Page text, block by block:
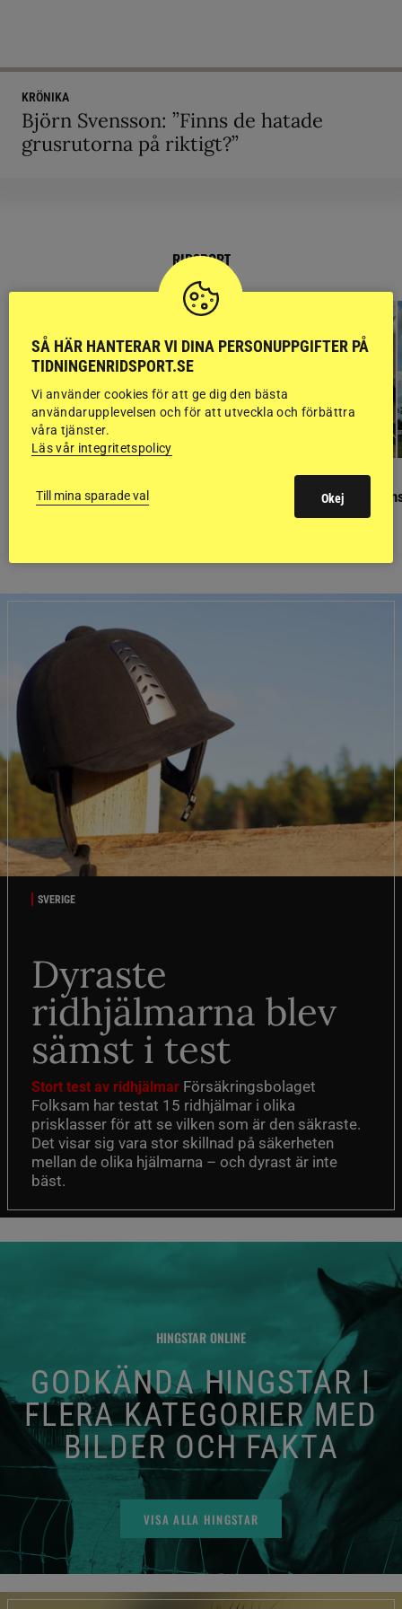
KRÖNIKA
Björn Svensson: ”Finns de hatade
grusrutorna på riktigt?”
RIDSPORT
BLOGGAR
Finaldag med jubileumsutställning
GÄSTBLOGGEN
Så gick det på
SVERIGE
Dyraste
ridhjälmarna blev
sämst i test
Stort test av ridhjälmar Försäkringsbolaget
Folksam har testat 15 ridhjälmar i olika
prisklasser för att se vilken som är den säkraste.
Det visar sig vara stor skillnad på säkerheten
mellan de olika hjälmarna – och dyrast är inte
bäst.
HINGSTAR ONLINE
GODKÄNDA HINGSTAR I
FLERA KATEGORIER MED
BILDER OCH FAKTA
VISA ALLA HINGSTAR
SÅ HÄR HANTERAR VI DINA PERSONUPPGIFTER PÅ
TIDNINGENRIDSPORT.SE
Vi använder cookies för att ge dig den bästa
användarupplevelsen och för att utveckla och förbättra
våra tjänster.
Läs vår integritetspolicy
Till mina sparade val Okej